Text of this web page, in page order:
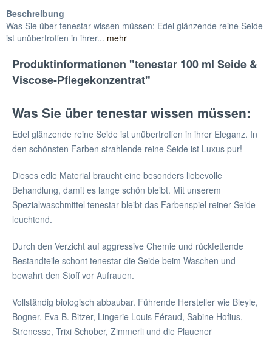
Beschreibung
Was Sie über tenestar wissen müssen: Edel glänzende reine Seide
ist unübertroffen in ihrer... mehr
Produktinformationen "tenestar 100 ml Seide &
Viscose-Pflegekonzentrat"
Was Sie über tenestar wissen müssen:
Edel glänzende reine Seide ist unübertroffen in ihrer Eleganz. In
den schönsten Farben strahlende reine Seide ist Luxus pur!
Dieses edle Material braucht eine besonders liebevolle
Behandlung, damit es lange schön bleibt. Mit unserem
Spezialwaschmittel tenestar bleibt das Farbenspiel reiner Seide
leuchtend.
Durch den Verzicht auf aggressive Chemie und rückfettende
Bestandteile schont tenestar die Seide beim Waschen und
bewahrt den Stoff vor Aufrauen.
Vollständig biologisch abbaubar. Führende Hersteller wie Bleyle,
Bogner, Eva B. Bitzer, Lingerie Louis Féraud, Sabine Hofius,
Strenesse, Trixi Schober, Zimmerli und die Plauener